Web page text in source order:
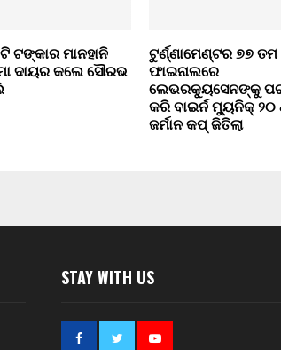
ଟଙ୍କାର ମାନହାନି
ଦାୟର କଲେ ସୌରଭ
ଟୁର୍ଣ୍ଣାମେଣ୍ଟର ୭୭ ତମ
ଫାଇନାଲରେ
ଲେଭରକ୍ୟୁସେନଙ୍କୁ
କରି ବାଇର୍ନ ମ୍ୟୁନିକ୍
ଜର୍ମାନ କପ୍ ଜିତିଲା
STAY WITH US